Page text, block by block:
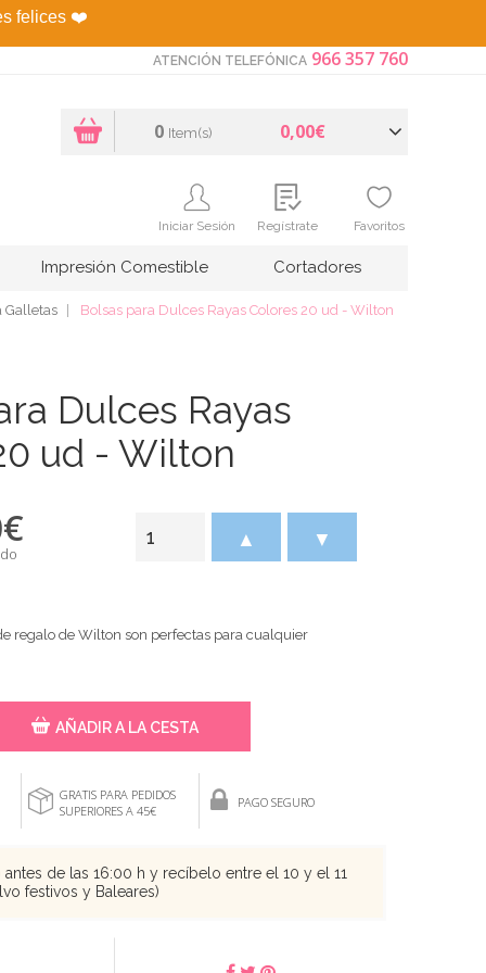
felices ❤️
ATENCIÓN TELEFÓNICA 966 357 760
0 Item(s) 0,00€
Iniciar Sesión Regístrate Favoritos
Impresión Comestible Cortadores
Galletas Bolsas para Dulces Rayas Colores 20 ud - Wilton
Dulces Rayas
ud - Wilton
€ ▲ ▼
regalo de Wilton son perfectas para cualquier
AÑADIR A LA CESTA
GRATIS PARA PEDIDOS
SUPERIORES A 45€
PAGO SEGURO
de las 16:00 h y recíbelo entre el 10 y el 11
festivos y Baleares)